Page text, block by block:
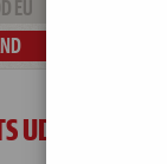
EU
UDTALELSER